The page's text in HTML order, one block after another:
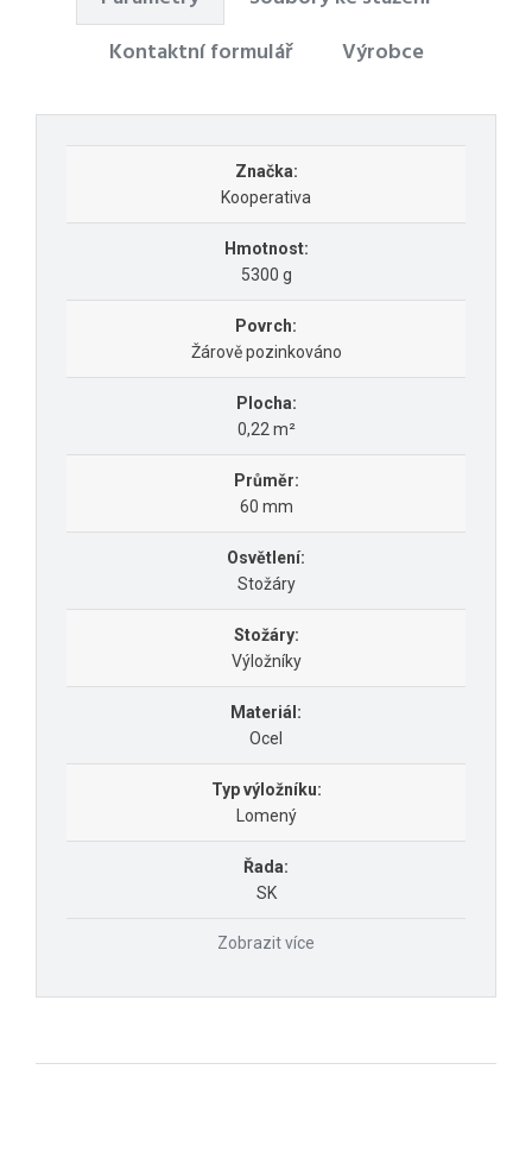
Kontaktní formulář
Výrobce
Značka:
Kooperativa
Hmotnost:
5300 g
Povrch:
Žárově pozinkováno
Plocha:
0,22 m²
Průměr:
60 mm
Osvětlení:
Stožáry
Stožáry:
Výložníky
Materiál:
Ocel
Typ výložníku:
Lomený
Řada:
SK
Zobrazit více